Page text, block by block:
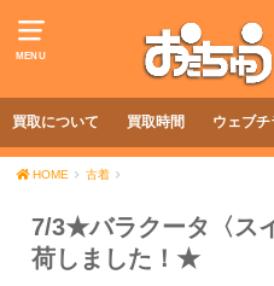
MENU
買取について 買取時間 ウェブチ
HOME 古着
7/3★バラクータ〈ス
荷しました！★